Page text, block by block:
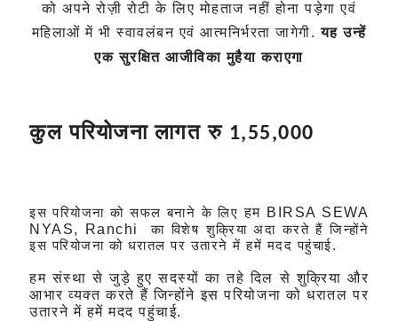
को अपने रोज़ी रोटी के लिए मोहताज नहीं होना पड़ेगा एवं
महिलाओं में भी स्वावलंबन एवं आत्मनिर्भरता जागेगी.यह उन्हें
एक सुरक्षित आजीविका मुहैया कराएगा
कुल परियोजना लागत रु 1,55,000
इस परियोजना को सफल बनाने के लिएहम BIRSA SEWA
NYAS, Ranchi
का विशेष शुक्रिया अदा करते हैं जिन्होंने
इस परियोजना को धरातल पर उतारने में हमें मदद पहुंचाई.
हम संस्था से जुड़े हुए सदस्यों का तहे दिल से शुक्रिया और
आभार व्यक्त करते हैं जिन्होंने इस परियोजना को धरातल पर
उतारने में हमें मदद पहुंचाई.